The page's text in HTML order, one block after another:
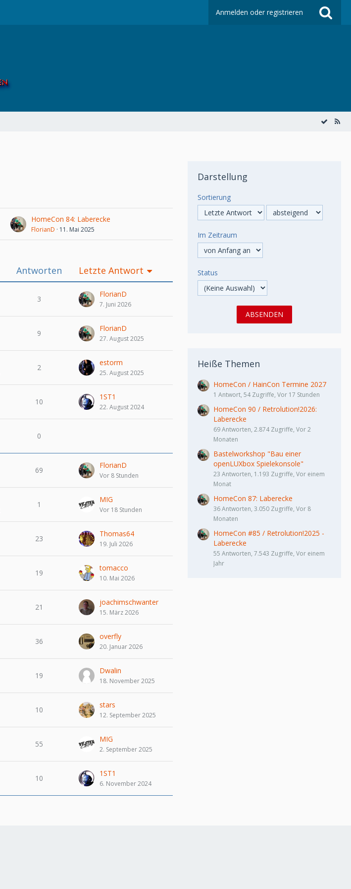
Anmelden oder registrieren
HomeCon 84: Laberecke
FlorianD 11. Mai 2025
Antworten Letzte Antwort
3
FlorianD
7. Juni 2026
9
FlorianD
27. August 2025
2
estorm
25. August 2025
10
1ST1
22. August 2024
0
69
FlorianD
Vor 8 Stunden
1
MIG
Vor 18 Stunden
23
Thomas64
19. Juli 2026
19
tomacco
10. Mai 2026
21
joachimschwanter
15. März 2026
36
overfly
20. Januar 2026
19
Dwalin
18. November 2025
10
stars
12. September 2025
55
MIG
2. September 2025
10
1ST1
6. November 2024
Darstellung
Sortierung
Im Zeitraum
Status
Heiße Themen
HomeCon / HainCon Termine 2027
1 Antwort, 54 Zugriffe, Vor 17 Stunden
HomeCon 90 / Retrolution!2026:
Laberecke
69 Antworten, 2.874 Zugriffe, Vor 2
Monaten
Bastelworkshop "Bau einer
openLUXbox Spielekonsole"
23 Antworten, 1.193 Zugriffe, Vor einem
Monat
HomeCon 87: Laberecke
36 Antworten, 3.050 Zugriffe, Vor 8
Monaten
HomeCon #85 / Retrolution!2025 -
Laberecke
55 Antworten, 7.543 Zugriffe, Vor einem
Jahr